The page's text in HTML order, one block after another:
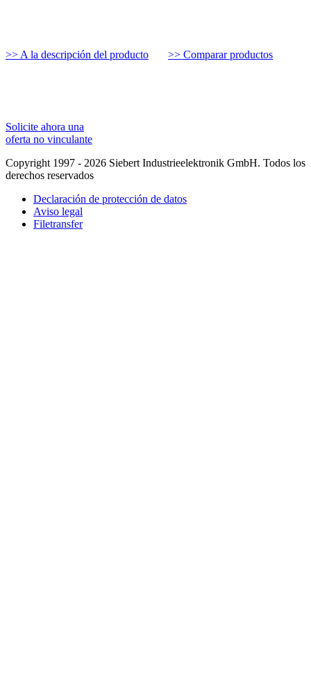
>> A la descripción del producto >> Comparar productos
Solicite ahora una
oferta no vinculante
Copyright 1997 - 2026 Siebert Industrieelektronik GmbH. Todos los
derechos reservados
Declaración de protección de datos
Aviso legal
Filetransfer